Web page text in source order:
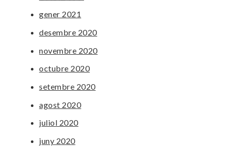
gener 2021
desembre 2020
novembre 2020
octubre 2020
setembre 2020
agost 2020
juliol 2020
juny 2020